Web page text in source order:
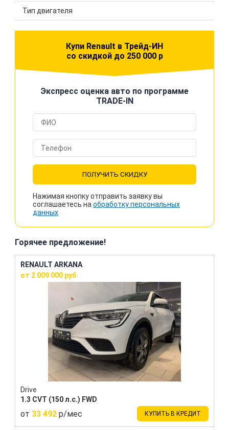
Тип двигателя
Купи Renault в Трейд-ИН
со скидкой до 250 000 р
Экспресс оценка авто по программе
TRADE-IN
ПОЛУЧИТЬ СКИДКУ
Нажимая кнопку отправить заявку вы
соглашаетесь на обработку персональных
данных
Горячее предложение!
RENAULT ARKANA
от 2 009 000 руб
Drive
1.3 CVT (150 л.с.) FWD
от 33 492 р/мес КУПИТЬ В КРЕДИТ